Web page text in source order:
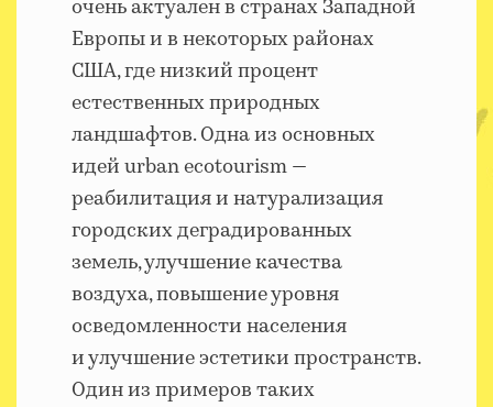
очень актуален в странах Западной
Европы и в некоторых районах
США, где низкий процент
естественных природных
ландшафтов. Одна из основных
идей urban ecotourism —
реабилитация и натурализация
городских деградированных
земель, улучшение качества
воздуха, повышение уровня
осведомленности населения
и улучшение эстетики пространств.
Один из примеров таких